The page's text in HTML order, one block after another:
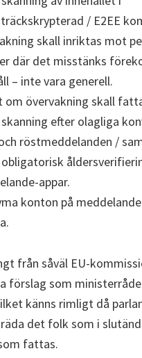
/ E2EE
skall inriktas mot
där det misstänks
– inte vara generell.
om övervakning skall
efter olagliga
röstmeddelanden /
obligatorisk
appar.
konton på
från såväl EU-
förslag som
känns rimligt då
det folk som i
fattas.